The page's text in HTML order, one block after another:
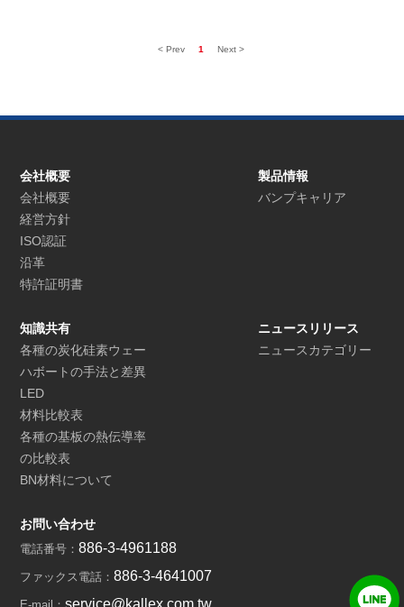
< Prev 1 Next >
会社概要
会社概要
経営方針
ISO認証
沿革
特許証明書
製品情報
バンプキャリア
知識共有
各種の炭化硅素ウェー
ハボートの手法と差異
LED
材料比較表
各種の基板の熱伝導率
の比較表
BN材料について
ニュースリリース
ニュースカテゴリー
お問い合わせ
電話番号：886-3-4961188
ファックス電話：886-3-4641007
service@kallex.com.tw